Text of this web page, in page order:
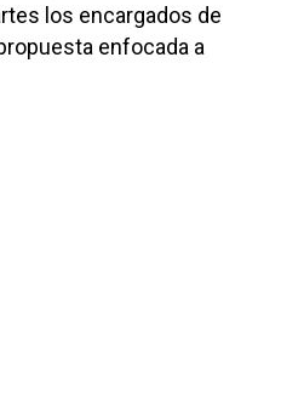
los encargados de
enfocada a